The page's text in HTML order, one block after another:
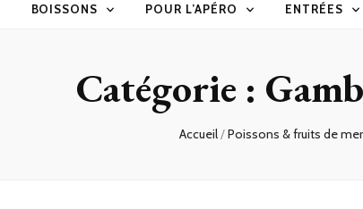
BOISSONS POUR L’APÉRO ENTRÉES
Catégorie :
Accueil/Poissons & fruits de mer